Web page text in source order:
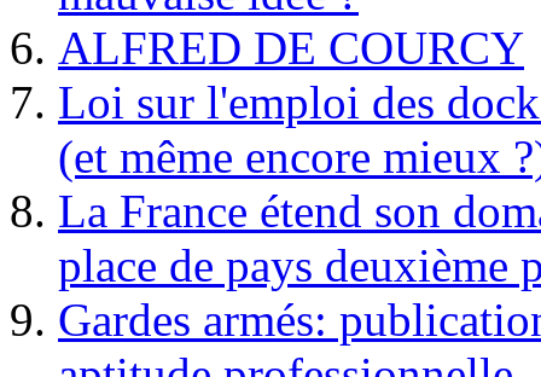
ALFRED DE COURCY
Loi sur l'emploi des
(et même encore mieux
La France étend son
place de pays deuxième
Gardes armés: